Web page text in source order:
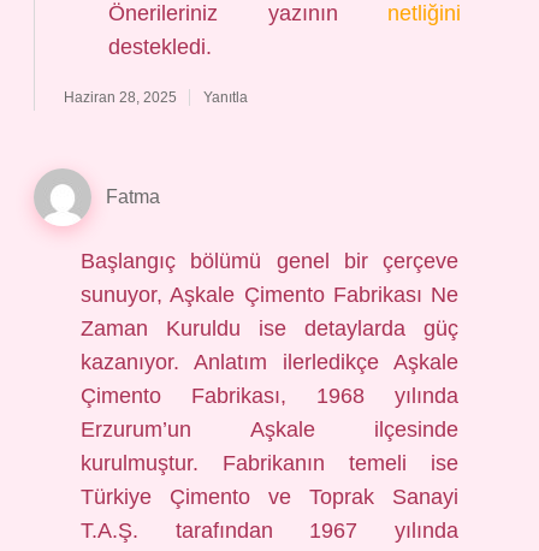
Önerileriniz yazının netliğini
destekledi.
Haziran 28, 2025 Yanıtla
Fatma
Başlangıç bölümü genel bir çerçeve
sunuyor, Aşkale Çimento Fabrikası Ne
Zaman Kuruldu ise detaylarda güç
kazanıyor. Anlatım ilerledikçe Aşkale
Çimento Fabrikası, 1968 yılında
Erzurum’un Aşkale ilçesinde
kurulmuştur. Fabrikanın temeli ise
Türkiye Çimento ve Toprak Sanayi
T.A.Ş. tarafından 1967 yılında